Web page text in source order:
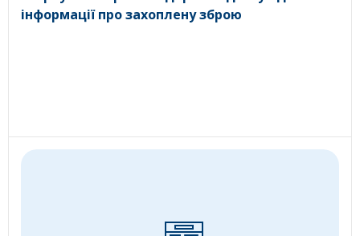
інформації про захоплену зброю